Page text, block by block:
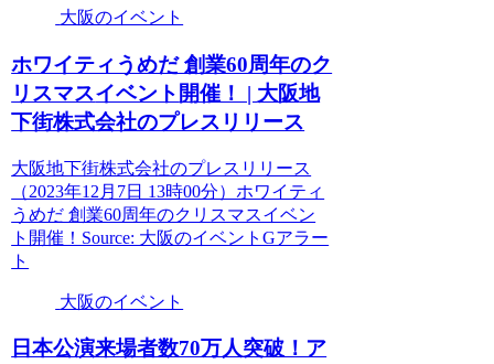
大阪のイベント
ホワイティうめだ 創業60周年のク
リスマスイベント 開催！ | 大阪地
下街株式会社のプレスリリース
大阪地下街株式会社のプレスリリース
（2023年12月7日 13時00分）ホワイティ
うめだ 創業60周年のクリスマスイベン
ト開催！Source: 大阪のイベントGアラー
ト
大阪のイベント
日本公演来場者数70万人突破！ア